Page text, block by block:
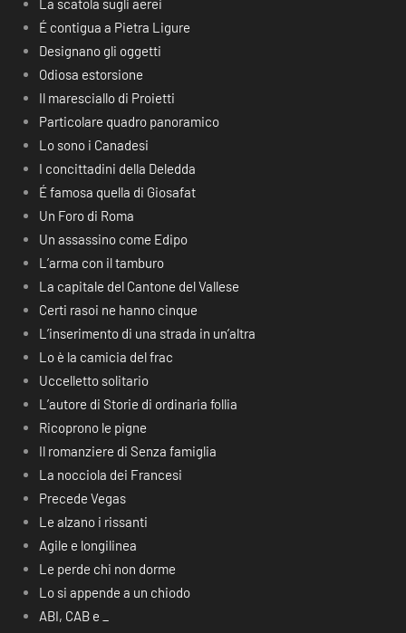
La scatola sugli aerei
É contigua a Pietra Ligure
Designano gli oggetti
Odiosa estorsione
Il maresciallo di Proietti
Particolare quadro panoramico
Lo sono i Canadesi
I concittadini della Deledda
É famosa quella di Giosafat
Un Foro di Roma
Un assassino come Edipo
L’arma con il tamburo
La capitale del Cantone del Vallese
Certi rasoi ne hanno cinque
L’inserimento di una strada in un’altra
Lo è la camicia del frac
Uccelletto solitario
L’autore di Storie di ordinaria follia
Ricoprono le pigne
Il romanziere di Senza famiglia
La nocciola dei Francesi
Precede Vegas
Le alzano i rissanti
Agile e longilinea
Le perde chi non dorme
Lo si appende a un chiodo
ABI, CAB e _